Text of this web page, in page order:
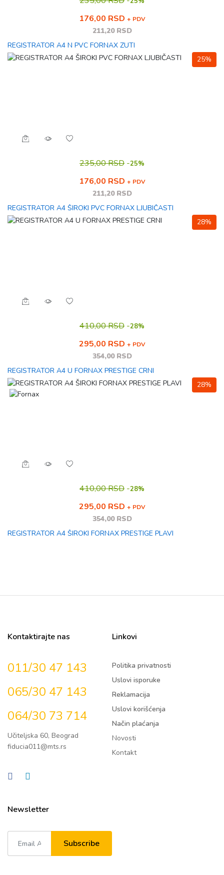
176,00 RSD + PDV
211,20 RSD
REGISTRATOR A4 N PVC FORNAX ZUTI
25%
235,00 RSD -25%
176,00 RSD + PDV
211,20 RSD
REGISTRATOR A4 ŠIROKI PVC FORNAX LJUBIČASTI
28%
410,00 RSD -28%
295,00 RSD + PDV
354,00 RSD
REGISTRATOR A4 U FORNAX PRESTIGE CRNI
28%
410,00 RSD -28%
295,00 RSD + PDV
354,00 RSD
REGISTRATOR A4 ŠIROKI FORNAX PRESTIGE PLAVI
Kontaktirajte nas
011/30 47 143
065/30 47 143
064/30 73 714
Učiteljska 60, Beograd
fiducia011@mts.rs
Linkovi
Politika privatnosti
Uslovi isporuke
Reklamacija
Uslovi korišćenja
Način plaćanja
Novosti
Kontakt
Newsletter
Subscribe